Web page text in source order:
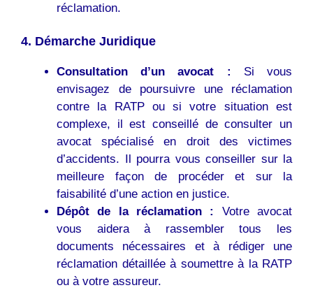
réclamation.
4. Démarche Juridique
Consultation d’un avocat : Si vous
envisagez de poursuivre une réclamation
contre la RATP ou si votre situation est
complexe, il est conseillé de consulter un
avocat spécialisé en droit des victimes
d’accidents. Il pourra vous conseiller sur la
meilleure façon de procéder et sur la
faisabilité d’une action en justice.
Dépôt de la réclamation :
Votre avocat
vous aidera à rassembler tous les
documents nécessaires et à rédiger une
réclamation détaillée à soumettre à la RATP
ou à votre assureur.